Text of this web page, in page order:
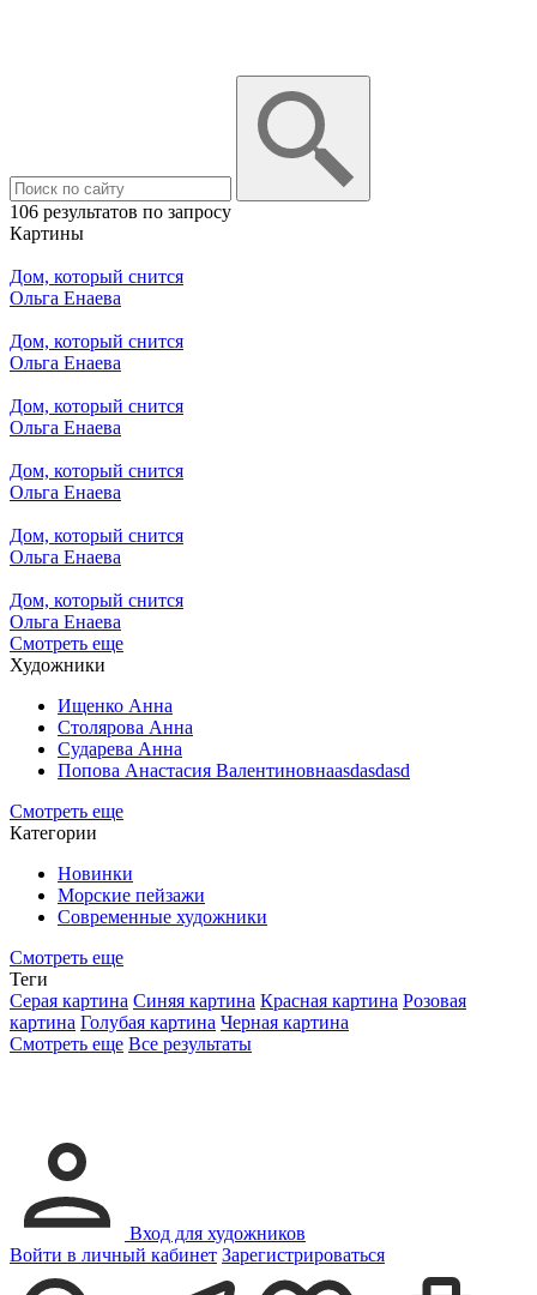
106 результатов по запросу
Картины
Дом, который снится
Ольга Енаева
Дом, который снится
Ольга Енаева
Дом, который снится
Ольга Енаева
Дом, который снится
Ольга Енаева
Дом, который снится
Ольга Енаева
Дом, который снится
Ольга Енаева
Смотреть еще
Художники
Ищенко Анна
Столярова Анна
Сударева Анна
Попова Анастасия Валентиновнаasdasdasd
Смотреть еще
Категории
Новинки
Морские пейзажи
Современные художники
Смотреть еще
Теги
Серая картина Синяя картина Красная картина Розовая
картина Голубая картина Черная картина
Смотреть еще Все результаты
Вход для художников
Войти в личный кабинет Зарегистрироваться